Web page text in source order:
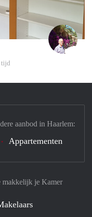
tijd
makkelijk je Kamer
aanbod in Haarlem:
Appartementen